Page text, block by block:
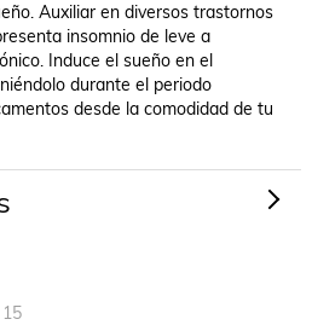
Auxiliar en diversos trastornos
insomnio de leve a
Induce el sueño en el
durante el periodo
desde la comodidad de tu
15